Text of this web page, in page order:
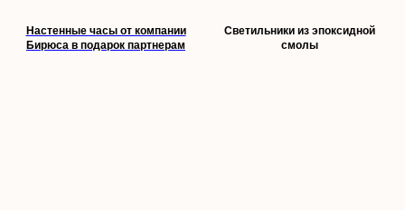
Настенные часы от компании
Бирюса в подарок партнерам
Светильники из эпоксидной
смолы